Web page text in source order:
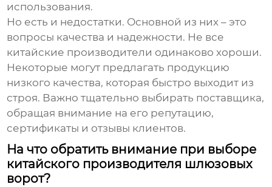
использования.
Но есть и недостатки. Основной из них – это
вопросы качества и надежности. Не все
китайские производители одинаково хороши.
Некоторые могут предлагать продукцию
низкого качества, которая быстро выходит из
строя. Важно тщательно выбирать поставщика,
обращая внимание на его репутацию,
сертификаты и отзывы клиентов.
На что обратить внимание при выборе
китайского производителя шлюзовых
ворот?